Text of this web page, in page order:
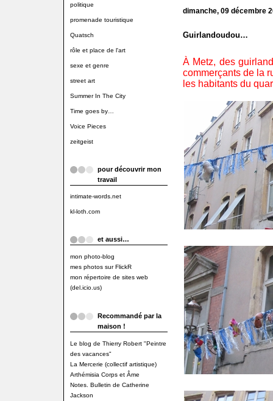
politique
promenade touristique
Quatsch
rôle et place de l'art
sexe et genre
street art
Summer In The City
Time goes by…
Voice Pieces
zeitgeist
pour découvrir mon
travail
intimate-words.net
kl-loth.com
et aussi…
mon photo-blog
mes photos sur FlickR
mon répertoire de sites web
(del.icio.us)
Recommandé par la
maison !
Le blog de Thierry Robert "Peintre
des vacances"
La Mercerie (collectif artistique)
Arthémisia Corps et Âme
Notes. Bulletin de Catherine
Jackson
dimanche, 09 décembre
Guirlandoudou…
À Metz, des
commerçants de la
les habitants du